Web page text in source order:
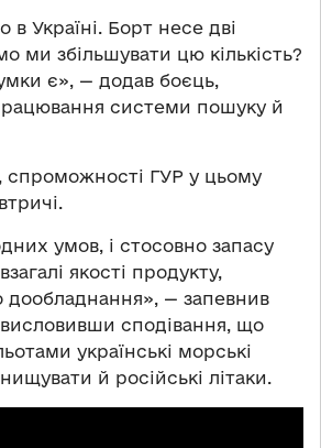
в Україні. Борт несе дві
ми збільшувати цю кількість?
є», — додав боєць,
системи пошуку й
спроможності ГУР у цьому
умов, і стосовно запасу
якості продукту,
дообладнання», — запевнив
сподівання, що
українські морські
й російські літаки.